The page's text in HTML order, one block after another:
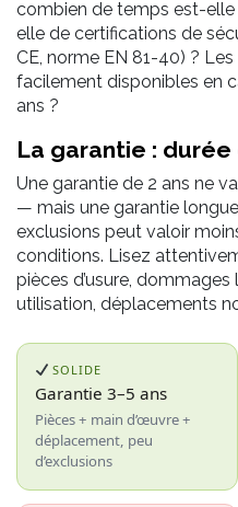
combien de temps est-
elle de certifications de
CE, norme EN 81-40) ?
facilement disponibles en
ans ?
La garantie :
Une garantie de 2 ans ne
— mais une garantie
exclusions peut valoir
conditions. Lisez
pièces d’usure,
utilisation, déplacements
SOLIDE
Garantie 3–5 ans
Pièces + main d’œuvre +
déplacement, peu
d’exclusions